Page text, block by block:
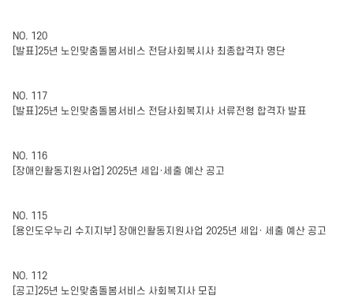
NO. 120
[발표]25년 노인맞춤돌봄서비스 전담사회복시사 최종합격자 명단
NO. 117
[발표]25년 노인맞춤돌봄서비스 전담사회복지사 서류전형 합격자 발표
NO. 116
[장애인활동지원사업] 2025년 세입·세출 예산 공고
NO. 115
[용인도우누리 수지지부] 장애인활동지원사업 2025년 세입· 세출 예산 공고
NO. 112
[공고]25년 노인맞춤돌봄서비스 사회복지사 모집